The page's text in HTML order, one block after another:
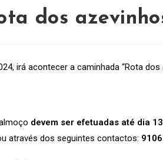
dos
irá acontecer a caminhada “Rota dos
devem ser efetuadas até dia 13
através dos seguintes contactos: